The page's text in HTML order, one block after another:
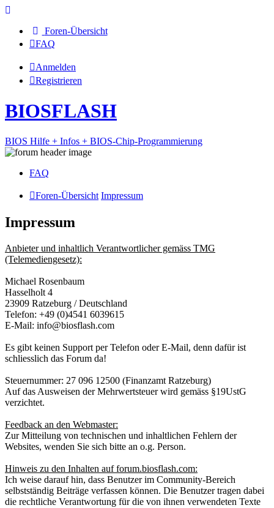
Foren-Übersicht
FAQ
Anmelden
Registrieren
BIOSFLASH
BIOS Hilfe + Infos + BIOS-Chip-Programmierung
FAQ
Foren-Übersicht Impressum
Impressum
Anbieter und inhaltlich Verantwortlicher gemäss TMG
(Telemediengesetz):
Michael Rosenbaum
Hasselholt 4
23909 Ratzeburg / Deutschland
Telefon: +49 (0)4541 6039615
E-Mail: info@biosflash.com
Es gibt keinen Support per Telefon oder E-Mail, denn dafür ist
schliesslich das Forum da!
Steuernummer: 27 096 12500 (Finanzamt Ratzeburg)
Auf das Ausweisen der Mehrwertsteuer wird gemäss §19UstG
verzichtet.
Feedback an den Webmaster:
Zur Mitteilung von technischen und inhaltlichen Fehlern der
Websites, wenden Sie sich bitte an o.g. Person.
Hinweis zu den Inhalten auf forum.biosflash.com:
Ich weise darauf hin, dass Benutzer im Community-Bereich
selbstständig Beiträge verfassen können. Die Benutzer tragen dabei
die rechtliche Verantwortung für die von ihnen verwendeten Texte